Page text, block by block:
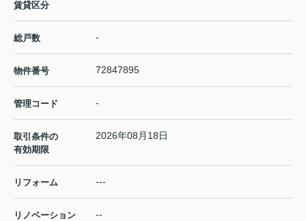
賃貸区分
総戸数 -
物件番号 72847895
管理コード -
取引条件の
有効期限
2026年08月18日
リフォーム ---
リノベーション --